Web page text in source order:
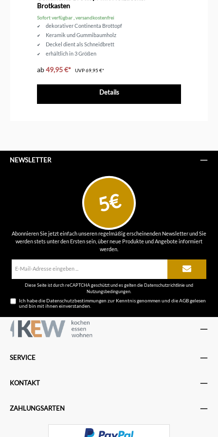
Brotkasten
Sofort verfügbar , versandkostenfrei
dekorativer Continenta Brottopf
Keramik und Gummibaumholz
Deckel dient als Schneidbrett
erhältlich in 3 Größen
ab49,95 €* UVP69,95 €*
Details
NEWSLETTER
5€
Abonnieren Sie jetzt einfach unseren regelmäßig erscheinenden Newsletter und Sie
werden stets unter den Ersten sein, über neue Produkte und Angebote informiert
werden.
Diese Seite ist durch reCAPTCHA geschützt und es gelten die Datenschutzrichtlinieund
Nutzungsbedingungen.
Ich habe dieDatenschutzbestimmungen zur Kenntnis genommen und dieAGBgelesen
und bin mit ihnen einverstanden.
SERVICE
KONTAKT
ZAHLUNGSARTEN